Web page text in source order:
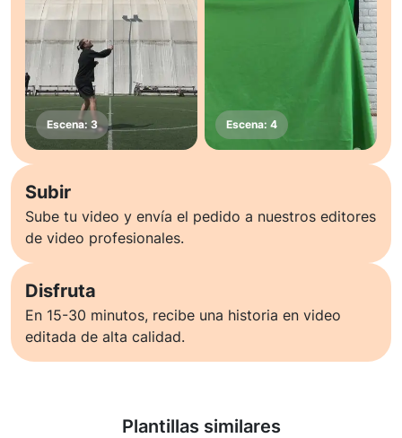
Subir
Sube tu video y envía el pedido a nuestros editores
de video profesionales.
Disfruta
En 15-30 minutos, recibe una historia en video
editada de alta calidad.
Plantillas similares
Saber más